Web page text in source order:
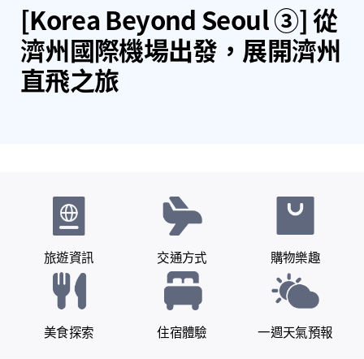
[Korea Beyond Seoul ③] 從
濟州國際機場出發，展開濟州
直飛之旅
旅遊資訊 交通方式 購物樂趣
美食探索 住宿體驗 一週天氣預報